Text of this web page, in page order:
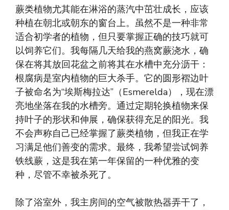
蕨类植物尤其能在淋浴的蒸汽中茁壮成长，应该
种植在朝北或朝东的窗台上。虽然不是一种非常
适合初学者的植物，但只要掌握正确的技巧就可
以饲养它们。我每隔几天给我的燕窝蕨浇水，确
保在将其放回花盆之前将其在水槽中充分沥干：
根腐病是室内植物的巨大杀手。它的圆形褶边叶
子被命名为“埃斯梅拉达”（Esmerelda），现在漂
亮地坐落在我的水槽旁。通过定期轮换植物来保
持叶子的形状和伸展，确保获得充足的阳光。我
不会声称自己已经掌握了蕨类植物，但我正在学
习满足他们善变的需求。最终，我希望尝试饲养
铁线蕨，这是我在第一年保留的一种优雅的变
种，尽管不幸被杀死了。
除了浴室外，我主房间的空气被散热器弄干了，